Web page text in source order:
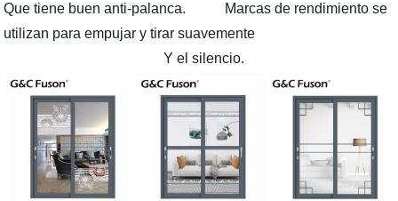
Que tiene buen anti-palanca. Marcas de rendimiento se
utilizan para empujar y tirar suavemente
Y el silencio.